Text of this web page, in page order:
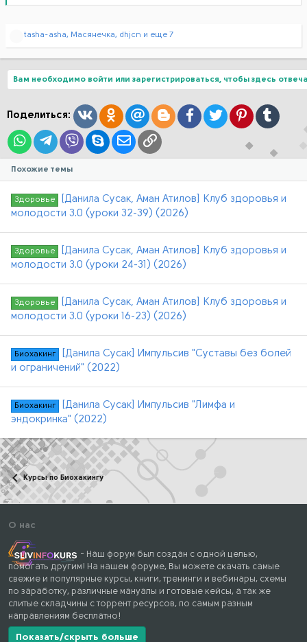
Р
ц
и
:
tasha-asha, Масянечка, dhjcn и еще 7
Вам необходимо войти или зарегистрироваться, чтобы здесь
Поделиться: ВконтактеОдноклассники
Mail.ruBloggerFacebook
TwitterPinterestTumblr
WhatsAppTelegram
ViberSkypeЭлектронная почта
Ссылка
Похожие темы
Здоровье
[Данила Сусак, Аман Атилов] Клуб здоровья и
молодости 3.0 (уроки 32-39) (2026)
Здоровье
[Данила Сусак, Аман Атилов] Клуб здоровья и
молодости 3.0 (уроки 24-31) (2026)
Здоровье
[Данила Сусак, Аман Атилов] Клуб здоровья и
молодости 3.0 (уроки 16-23) (2026)
Биохакинг
[Данила Сусак] Импульсив "Суставы без болей
и ограничений" (2022)
Биохакинг
[Данила Сусак] Импульсив "Лимфа и
эндокринка" (2022)
Курсы по Биохакингу
О нас
- Наш форум был создан с одной целью,
помогать другим! На нашем форуме, Вы можете скачать самые
свежие и популярные курсы, книги, тренинги и вебинары, схемы
по заработку, различные мануалы и готовые кейсы, а так же
слитые складчины с торрент ресурсов, по самым разным
направлениям бесплатно!
Показать/скрыть больше